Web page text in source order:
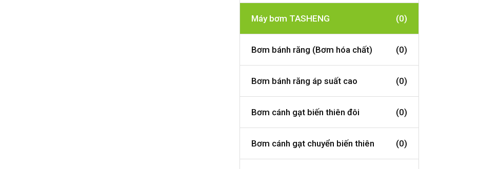
Máy bơm TASHENG (0)
Bơm bánh răng (Bơm hóa chất) (0)
Bơm bánh răng áp suất cao (0)
Bơm cánh gạt biến thiên đôi (0)
Bơm cánh gạt chuyển biến thiên (0)